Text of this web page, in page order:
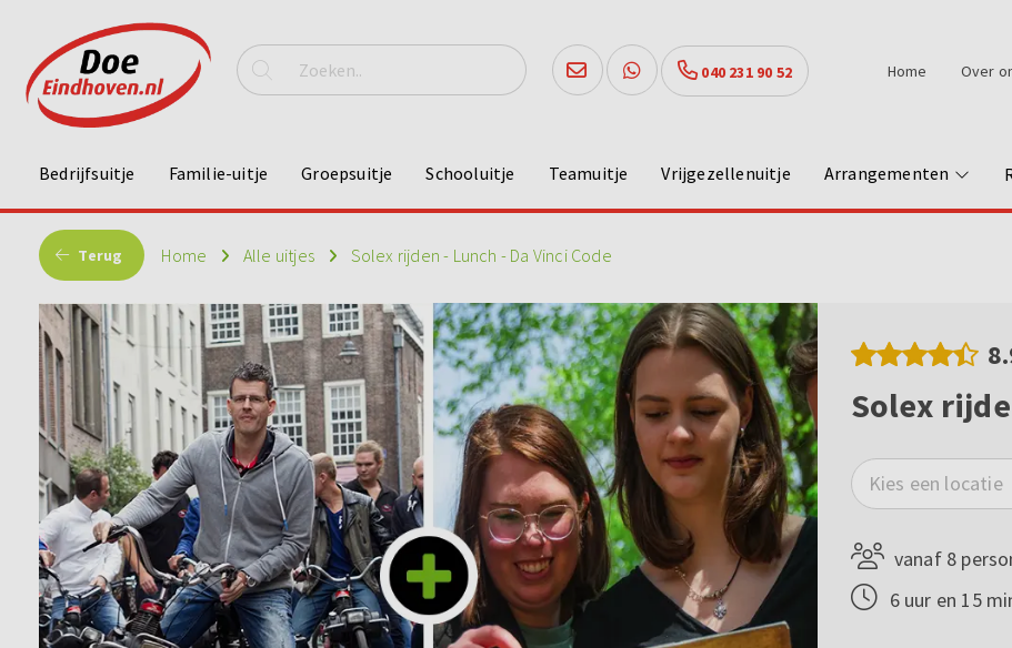
040 231 90 52 Home Over
Bedrijfsuitje Familie-uitje Groepsuitje Schooluitje Teamuitje Vrijgezellenuitje Arrangementen
Terug Home Alle uitjes Solex rijden - Lunch - Da Vinci Code
Solex
Kies een locatie
vanaf 8
6 uur en 15